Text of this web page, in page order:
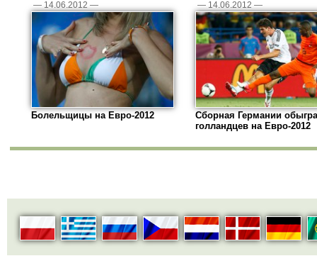
— 14.06.2012 —
Болельщицы на Евро-2012
— 14.06.2012 —
Сборная Германии
голландцев на Евро-2012